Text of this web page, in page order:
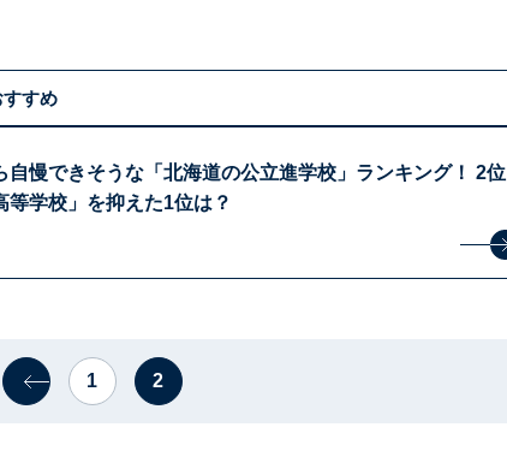
すめ
自慢できそうな「北海道の公立進学校」ランキング！ 2位
等学校」を抑えた1位は？
1 2